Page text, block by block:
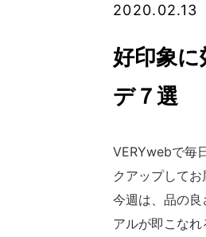
2020.02.13
好印象
デ７選
VERYwebで毎
クアップしてお
今週は、品の良
アルが即こな